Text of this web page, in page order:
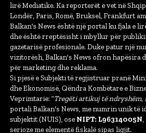
lirë Mediatike. Ka reporterët e vet në
Londër, Paris, Romë, Bruksel, Frankfurt
Balkan's News është një portal ku fjala e
dhe është rreptësisht i mbyllur për
gazetarisë profesionale. Duke patur një
vizitorësh, Balkan's News ofron hapësira
për marketing dhe reklama.
Si pjesë e Subjekti të regjistruar pranë
dhe Ekonomisë, Qëndra Kombëtare e
Veprimtarie: “Tregëti artikuj të ndryshëm,
portali Balkan's News, me numrin unik të
subjektit (NUIS), ose NIPT: L96314005N
serioze me elementë fiskalë sipas ligjit.